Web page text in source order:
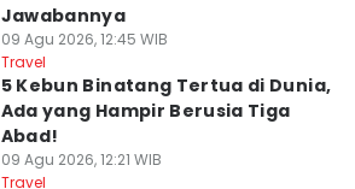
Jawabannya
09 Agu 2026, 12:45 WIB
Travel
5 Kebun Binatang Tertua di Dunia,
Ada yang Hampir Berusia Tiga
Abad!
09 Agu 2026, 12:21 WIB
Travel